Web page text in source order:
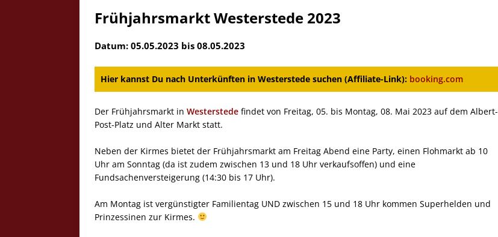
Frühjahrsmarkt Westerstede 2023
Datum: 05.05.2023 bis 08.05.2023
Hier kannst Du nach Unterkünften in Westerstede suchen (Affiliate-Link): booking.com
Der Frühjahrsmarkt in Westerstede findet von Freitag, 05. bis Montag, 08. Mai 2023 auf dem Albert-
Post-Platz und Alter Markt statt.
Neben der Kirmes bietet der Frühjahrsmarkt am Freitag Abend eine Party, einen Flohmarkt ab 10
Uhr am Sonntag (da ist zudem zwischen 13 und 18 Uhr verkaufsoffen) und eine
Fundsachenversteigerung (14:30 bis 17 Uhr).
Am Montag ist vergünstigter Familientag UND zwischen 15 und 18 Uhr kommen Superhelden und
Prinzessinen zur Kirmes.